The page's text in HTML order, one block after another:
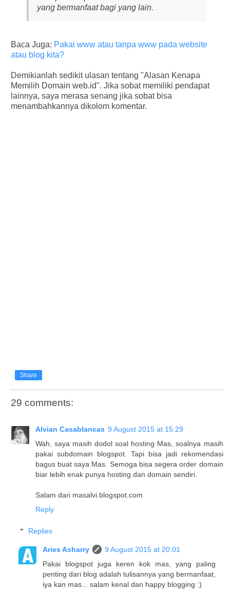
yang bermanfaat bagi yang lain.
Baca Juga: Pakai www atau tanpa www pada website
atau blog kita?
Demikianlah sedikit ulasan tentang "Alasan Kenapa
Memilih Domain web.id". Jika sobat memiliki pendapat
lainnya, saya merasa senang jika sobat bisa
menambahkannya dikolom komentar.
Share
29 comments:
Alvian Casablancas 9 August 2015 at 15:29
Wah, saya masih dodol soal hosting Mas, soalnya masih
pakai subdomain blogspot. Tapi bisa jadi rekomendasi
bagus buat saya Mas. Semoga bisa segera order domain
biar lebih enak punya hosting dan domain sendiri.
Salam dari masalvi.blogspot.com
Reply
Replies
Aries Asharry
9 August 2015 at 20:01
Pakai blogspot juga keren kok mas, yang paling
penting dari blog adalah tulisannya yang bermanfaat,
iya kan mas... salam kenal dan happy blogging :)